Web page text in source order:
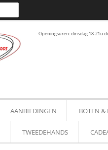
Openingsuren: dinsdag 18-21u
AANBIEDINGEN BOTEN &
TWEEDEHANDS